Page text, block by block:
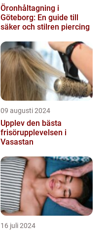
Öronhåltagning i
Göteborg: En guide till
säker och stilren piercing
09 augusti 2024
Upplev den bästa
frisörupplevelsen i
Vasastan
16 juli 2024